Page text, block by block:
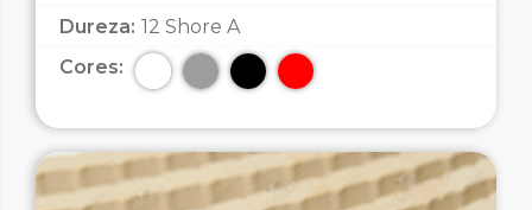
Dureza: 12 Shore A
Cores: